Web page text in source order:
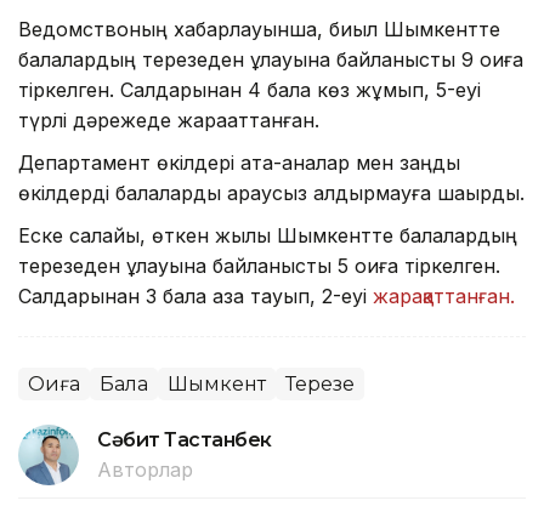
Ведомствоның хабарлауынша, биыл Шымкентте
балалардың терезеден құлауына байланысты 9 оқиға
тіркелген. Салдарынан 4 бала көз жұмып, 5-еуі
түрлі дәрежеде жарақаттанған.
Департамент өкілдері ата-аналар мен заңды
өкілдерді балаларды қараусыз қалдырмауға шақырды.
Еске салайық, өткен жылы Шымкентте балалардың
терезеден құлауына байланысты 5 оқиға тіркелген.
Салдарынан 3 бала қаза тауып, 2-еуі жарақаттанған.
Оқиға Бала Шымкент Терезе
Сәбит Тастанбек
Авторлар